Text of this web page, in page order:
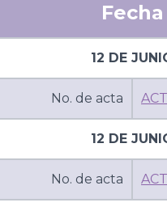
Fecha
12 DE
No. de acta
12 DE
No. de acta